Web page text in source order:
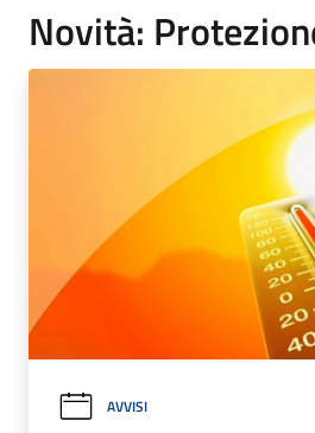
Novità:
AVVISI